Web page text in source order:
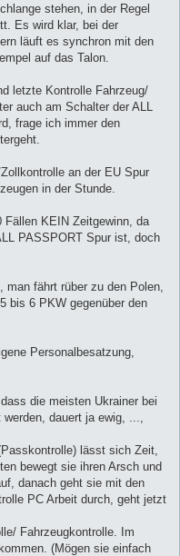
stehen, in der Regel
Es wird klar, bei der
läuft es synchron mit den
auf das Talon.
letzte Kontrolle Fahrzeug/
auch am Schalter der ALL
frage ich immer den
an der EU Spur
in der Stunde.
KEIN Zeitgewinn, da
PASSPORT Spur ist, doch
fährt rüber zu den Polen,
bis 6 PKW gegenüber den
Personalbesatzung,
die meisten Ukrainer bei
dauert ja ewig, ...,
lässt sich Zeit,
bewegt sie ihren Arsch und
danach geht sie mit den
PC Arbeit durch, geht jetzt
Fahrzeugkontrolle. Im
(Mögen sie einfach